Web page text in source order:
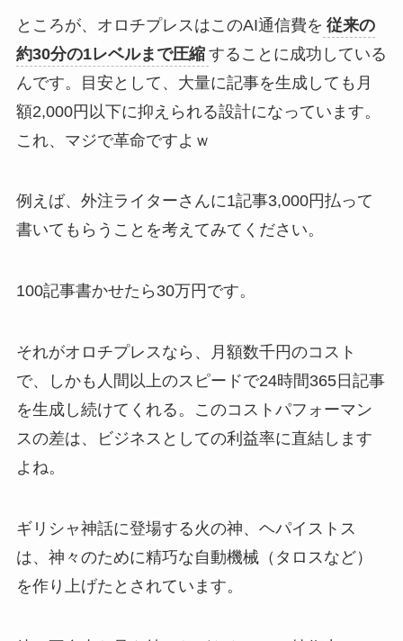
ところが、オロチプレスはこのAI通信費を 従来の
約30分の1レベルまで圧縮 することに成功している
んです。目安として、大量に記事を生成しても月
額2,000円以下に抑えられる設計になっています。
これ、マジで革命ですよｗ
例えば、外注ライターさんに1記事3,000円払って
書いてもらうことを考えてみてください。
100記事書かせたら30万円です。
それがオロチプレスなら、月額数千円のコスト
で、しかも人間以上のスピードで24時間365日記事
を生成し続けてくれる。このコストパフォーマン
スの差は、ビジネスとしての利益率に直結します
よね。
ギリシャ神話に登場する火の神、ヘパイストス
は、神々のために精巧な自動機械（タロスなど）
を作り上げたとされています。